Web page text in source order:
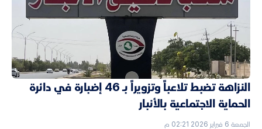
النزاهة تضبط تلاعباً وتزويراً بـ 46 إضبارة في دائرة
الحماية الاجتماعية بالأنبار
الجمعة 6 فبراير 2026 02:21 م